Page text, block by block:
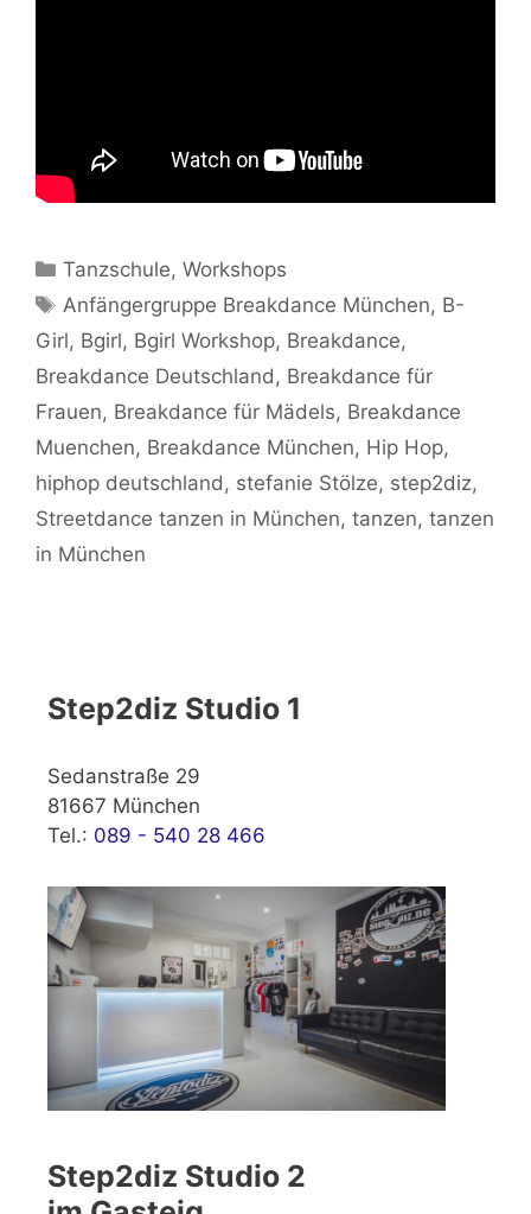
Kategorien
Tanzschule,Workshops
Schlagwörter
Anfängergruppe Breakdance München, B-
Girl, Bgirl, Bgirl Workshop, Breakdance,
Breakdance Deutschland , Breakdance für
Frauen, Breakdance für Mädels, Breakdance
Muenchen, Breakdance München, Hip Hop,
hiphop deutschland , stefanie Stölze, step2diz,
Streetdance tanzen in München, tanzen, tanzen
in München
Step2diz Studio 1
Sedanstraße 29
81667 München
Tel.: 089 - 540 28 466
Step2diz Studio 2